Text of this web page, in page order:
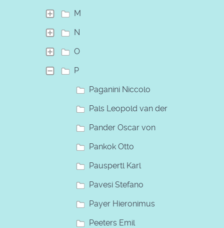
M
N
O
P
Paganini Niccolo
Pals Leopold van der
Pander Oscar von
Pankok Otto
Pauspertl Karl
Pavesi Stefano
Payer Hieronimus
Peeters Emil